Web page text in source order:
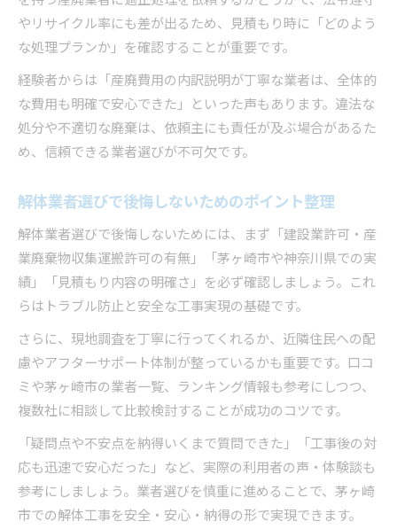
やリサイクル率にも差が出るため、見積もり時に「どのよう
な処理プランか」を確認することが重要です。
経験者からは「産廃費用の内訳説明が丁寧な業者は、全体的
な費用も明確で安心できた」といった声もあります。違法な
処分や不適切な廃棄は、依頼主にも責任が及ぶ場合があるた
め、信頼できる業者選びが不可欠です。
解体業者選びで後悔しないためのポイント整理
解体業者選びで後悔しないためには、まず「建設業許可・産
業廃棄物収集運搬許可の有無」「茅ヶ崎市や神奈川県での実
績」「見積もり内容の明確さ」を必ず確認しましょう。これ
らはトラブル防止と安全な工事実現の基礎です。
さらに、現地調査を丁寧に行ってくれるか、近隣住民への配
慮やアフターサポート体制が整っているかも重要です。口コ
ミや茅ヶ崎市の業者一覧、ランキング情報も参考にしつつ、
複数社に相談して比較検討することが成功のコツです。
「疑問点や不安点を納得いくまで質問できた」「工事後の対
応も迅速で安心だった」など、実際の利用者の声・体験談も
参考にしましょう。業者選びを慎重に進めることで、茅ヶ崎
市での解体工事を安全・安心・納得の形で実現できます。